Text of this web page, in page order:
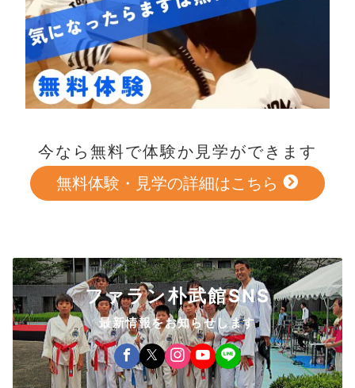
今なら無料で体験か見学ができます
無料体験・見学の詳細はこちら
ファラン朴武館SNS
最新情報をお知らせします